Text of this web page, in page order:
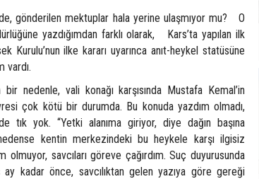
gönderilen mektuplar hala yerine ulaşmıyor mu? O
yazdığımdan farklı olarak, Kars’ta yapılan ilk
Kurulu’nun ilke kararı uyarınca anıt-heykel statüsüne
vardı.
nedenle, vali konağı karşısında Mustafa Kemal’in
çok kötü bir durumda. Bu konuda yazdım olmadı,
tık yok. “Yetki alanıma giriyor, diye dağın başına
kentin merkezindeki bu heykele karşı ilgisiz
olmuyor, savcıları göreve çağırdım. Suç duyurusunda
kadar önce, savcılıktan gelen yazıya göre gereği